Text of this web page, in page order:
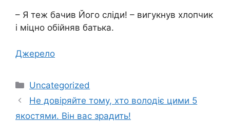
– Я теж бачив Його сліди! – вигукнув хлопчик
і міцно обійняв батька.
Джерело
Категорії
Uncategorized
Не довіряйте тому, хто володіє цими 5
якостями. Він вас зрадить!